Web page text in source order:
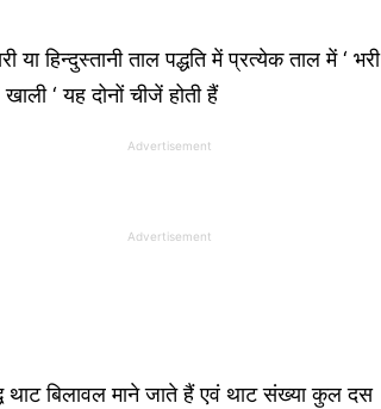
या हिन्दुस्तानी ताल पद्धति में प्रत्येक ताल में ‘ भरी
‘ यह दोनों चीजें होती हैं
Advertisement
Advertisement
थाट बिलावल माने जाते हैं एवं थाट संख्या कुल दस